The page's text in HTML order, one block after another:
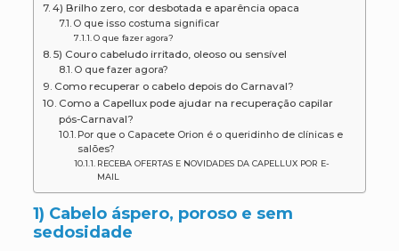
4) Brilho zero, cor desbotada e aparência opaca
O que isso costuma significar
O que fazer agora?
5) Couro cabeludo irritado, oleoso ou sensível
O que fazer agora?
Como recuperar o cabelo depois do Carnaval?
Como a Capellux pode ajudar na recuperação capilar
pós-Carnaval?
Por que o Capacete Orion é o queridinho de clínicas e
salões?
RECEBA OFERTAS E NOVIDADES DA CAPELLUX POR E-
MAIL
1) Cabelo áspero, poroso e sem
sedosidade